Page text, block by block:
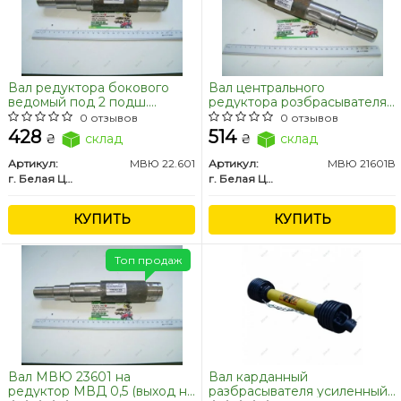
Вал редуктора бокового
ведомый под 2 подш.
МВУ-900 (286мм)
0 отзывов
428 ₴ склад
Артикул:
МВЮ 22.601
г. Белая Церковь
КУПИТЬ
Вал центрального
редуктора розбрасывателя
минеральных удобрений
МВЮ, МВД
0 отзывов
514 ₴ склад
Артикул:
МВЮ 21601В
г. Белая Церковь
КУПИТЬ
Вал МВЮ 23601 на
редуктор МВД 0,5 (выход на
Топ продаж
Вал карданный
разбрасывателя усиленный